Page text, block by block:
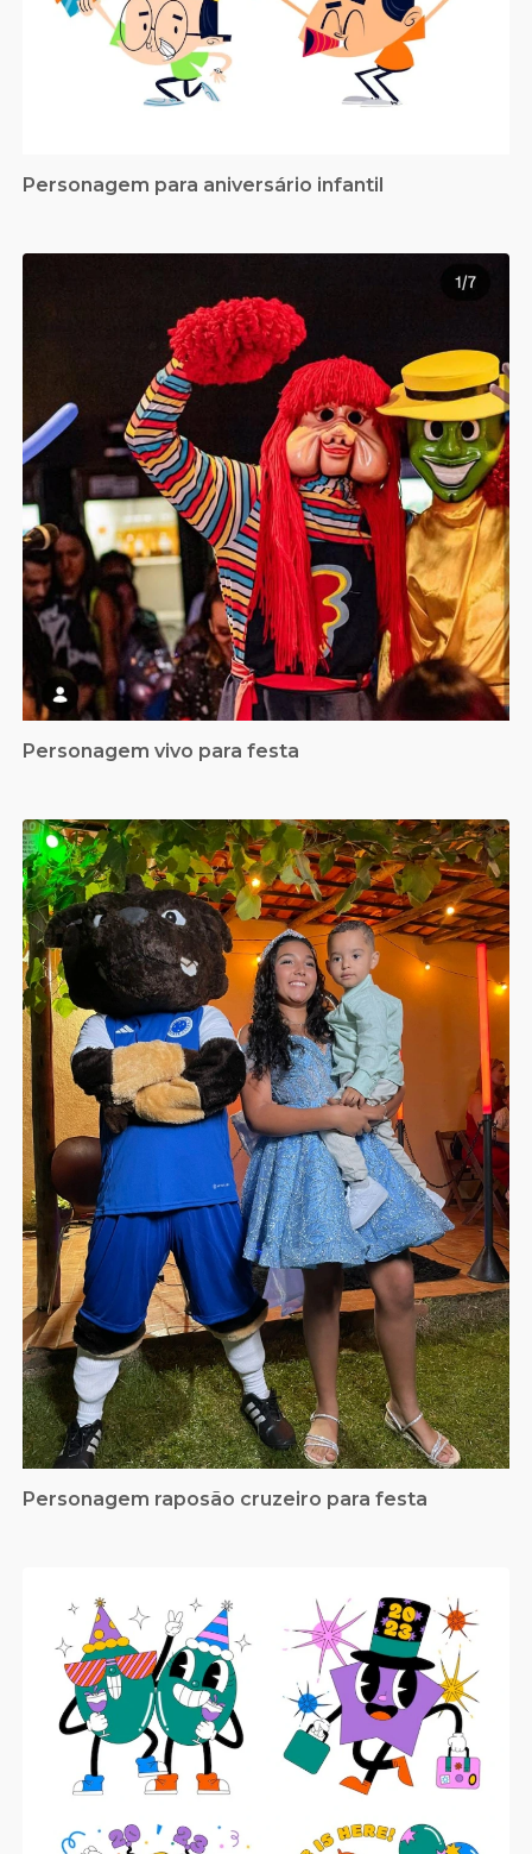
Personagem para aniversário infantil
Personagem vivo para festa
Personagem raposão cruzeiro para festa